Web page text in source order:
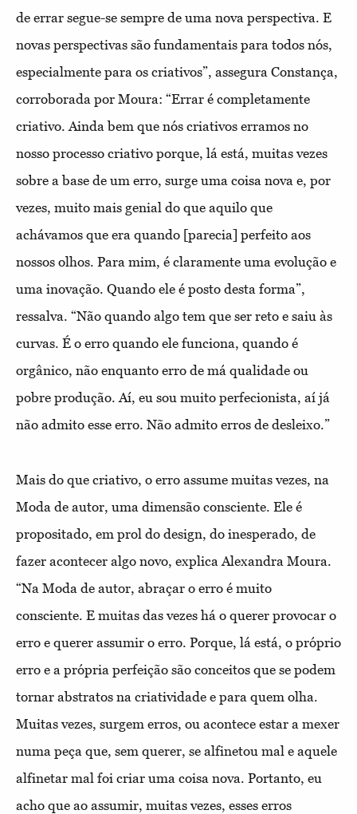
de errar segue-se sempre de uma nova perspectiva. E
novas perspectivas são fundamentais para todos nós,
especialmente para os criativos”, assegura Constança,
corroborada por Moura: “Errar é completamente
criativo. Ainda bem que nós criativos erramos no
nosso processo criativo porque, lá está, muitas vezes
sobre a base de um erro, surge uma coisa nova e, por
vezes, muito mais genial do que aquilo que
achávamos que era quando [parecia] perfeito aos
nossos olhos. Para mim, é claramente uma evolução e
uma inovação. Quando ele é posto desta forma”,
ressalva. “Não quando algo tem que ser reto e saiu às
curvas. É o erro quando ele funciona, quando é
orgânico, não enquanto erro de má qualidade ou
pobre produção. Aí, eu sou muito perfecionista, aí já
não admito esse erro. Não admito erros de desleixo.”
Mais do que criativo, o erro assume muitas vezes, na
Moda de autor, uma dimensão consciente. Ele é
propositado, em prol do design, do inesperado, de
fazer acontecer algo novo, explica Alexandra Moura.
“Na Moda de autor, abraçar o erro é muito
consciente. E muitas das vezes há o querer provocar o
erro e querer assumir o erro. Porque, lá está, o próprio
erro e a própria perfeição são conceitos que se podem
tornar abstratos na criatividade e para quem olha.
Muitas vezes, surgem erros, ou acontece estar a mexer
numa peça que, sem querer, se alfinetou mal e aquele
alfinetar mal foi criar uma coisa nova. Portanto, eu
acho que ao assumir, muitas vezes, esses erros